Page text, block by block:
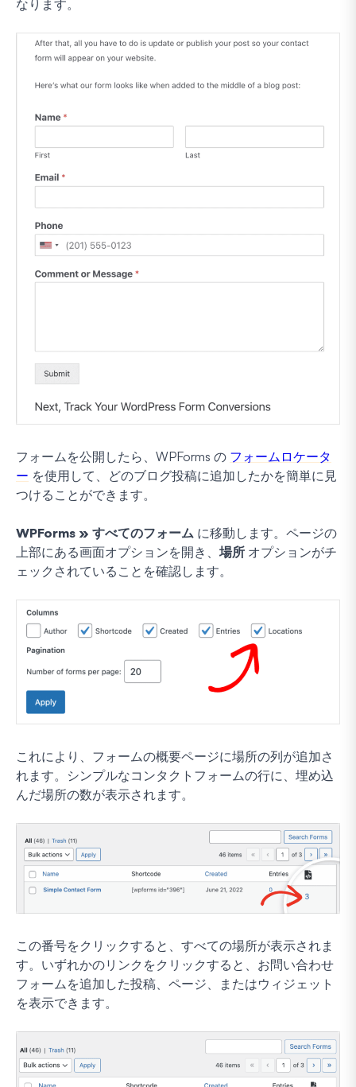
なります。
フォームを公開したら、WPForms の フォームロケータ
ー を使用して、どのブログ投稿に追加したかを簡単に見
つけることができます。
WPForms » すべてのフォーム に移動します。ページの
上部にある画面オプションを開き、 場所 オプションがチ
ェックされていることを確認します。
これにより、フォームの概要ページに場所の列が追加さ
れます。シンプルなコンタクトフォームの行に、埋め込
んだ場所の数が表示されます。
この番号をクリックすると、すべての場所が表示されま
す。いずれかのリンクをクリックすると、お問い合わせ
フォームを追加した投稿、ページ、またはウィジェット
を表示できます。